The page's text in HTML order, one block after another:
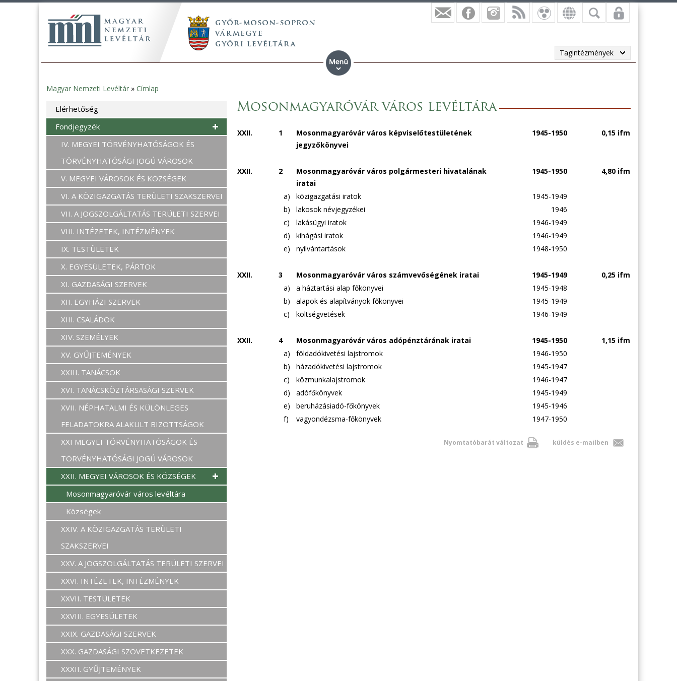
Tagintézmények
Jelenlegi
hely
Magyar Nemzeti Levéltár » Címlap
Mosonmagyaróvár város levéltára
XXII. 1
Mosonmagyaróvár város képviselőtestületének
jegyzőkönyvei
1945-1950 0,15 ifm
XXII. 2
Mosonmagyaróvár város polgármesteri hivatalának
iratai
1945-1950 4,80 ifm
a) közigazgatási iratok
1945-1949
b)
lakosok névjegyzékei
1946
c)
lakásügyi iratok
1946-1949
d)
kihágási iratok
1946-1949
e)
nyilvántartások 1948-1950
XXII. 3 Mosonmagyaróvár város számvevőségének iratai 1945-1949
0,25 ifm
a)
a háztartási alap főkönyvei
1945-1948
b)
alapok és alapítványok főkönyvei
1945-1949
c)
költségvetések 1946-1949
XXII. 4 Mosonmagyaróvár város adópénztárának iratai 1945-1950
1,15 ifm
a)
földadókivetési lajstromok
1946-1950
b)
házadókivetési lajstromok
1945-1947
c)
közmunkalajstromok
1946-1947
d)
adófőkönyvek
1945-1949
e)
beruházásiadó-főkönyvek
1945-1946
f)
vagyondézsma-főkönyvek 1947-1950
Nyomtatóbarát változat küldés e-mailben
Elérhetőség
Fondjegyzék
IV. MEGYEI TÖRVÉNYHATÓSÁGOK ÉS
TÖRVÉNYHATÓSÁGI JOGÚ VÁROSOK
V. MEGYEI VÁROSOK ÉS KÖZSÉGEK
VI. A KÖZIGAZGATÁS TERÜLETI SZAKSZERVEI
VII. A JOGSZOLGÁLTATÁS TERÜLETI SZERVEI
VIII. INTÉZETEK, INTÉZMÉNYEK
IX. TESTÜLETEK
X. EGYESÜLETEK, PÁRTOK
XI. GAZDASÁGI SZERVEK
XII. EGYHÁZI SZERVEK
XIII. CSALÁDOK
XIV. SZEMÉLYEK
XV. GYŰJTEMÉNYEK
XXIII. TANÁCSOK
XVI. TANÁCSKÖZTÁRSASÁGI SZERVEK
XVII. NÉPHATALMI ÉS KÜLÖNLEGES
FELADATOKRA ALAKULT BIZOTTSÁGOK
XXI MEGYEI TÖRVÉNYHATÓSÁGOK ÉS
TÖRVÉNYHATÓSÁGI JOGÚ VÁROSOK
XXII. MEGYEI VÁROSOK ÉS KÖZSÉGEK
Mosonmagyaróvár város levéltára
Községek
XXIV. A KÖZIGAZGATÁS TERÜLETI
SZAKSZERVEI
XXV. A JOGSZOLGÁLTATÁS TERÜLETI SZERVEI
XXVI. INTÉZETEK, INTÉZMÉNYEK
XXVII. TESTÜLETEK
XXVIII. EGYESÜLETEK
XXIX. GAZDASÁGI SZERVEK
XXX. GAZDASÁGI SZÖVETKEZETEK
XXXII. GYŰJTEMÉNYEK